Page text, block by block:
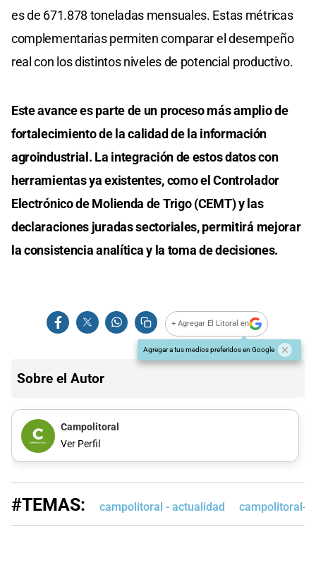
es de 671.878 toneladas mensuales. Estas métricas
complementarias permiten comparar el desempeño
real con los distintos niveles de potencial productivo.
Este avance es parte de un proceso más amplio de
fortalecimiento de la calidad de la información
agroindustrial. La integración de estos datos con
herramientas ya existentes, como el Controlador
Electrónico de Molienda de Trigo (CEMT) y las
declaraciones juradas sectoriales, permitirá mejorar
la consistencia analítica y la toma de decisiones.
+ Agregar El Litoral en
Agregar a tus medios preferidos en Google
Sobre el Autor
Campolitoral
Ver Perfil
#TEMAS: campolitoral - actualidad campolitoral-